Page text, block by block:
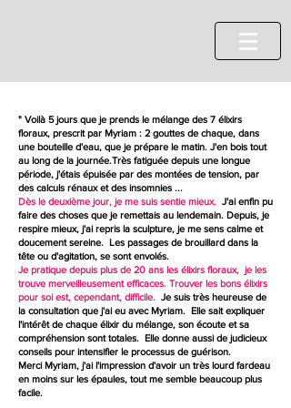
" Voilà 5 jours que je prends le mélange des 7 élixirs
floraux, prescrit par Myriam : 2 gouttes de chaque, dans
une bouteille d'eau, que je prépare le matin. J'en bois tout
au long de la journée.Très fatiguée depuis une longue
période, j'étais épuisée par des montées de tension, par
des calculs rénaux et des insomnies ...
Dès le deuxième jour, je me suis sentie mieux. J'ai enfin pu
faire des choses que je remettais au lendemain. Depuis, je
respire mieux, j'ai repris la sculpture, je me sens calme et
doucement sereine. Les passages de brouillard dans la
tête ou d'agitation, se sont envolés.
Je pratique depuis plus de 20 ans les élixirs floraux, je les
trouve merveilleusement efficaces. Trouver les bons élixirs
pour soi est, cependant, difficile. Je suis très heureuse de
la consultation que j'ai eu avec Myriam. Elle sait expliquer
l'intérêt de chaque élixir du mélange, son écoute et sa
compréhension sont totales. Elle donne aussi de judicieux
conseils pour intensifier le processus de guérison.
Merci Myriam, j'ai l'impression d'avoir un très lourd fardeau
en moins sur les épaules, tout me semble beaucoup plus
facile.